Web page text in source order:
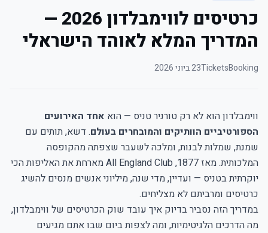
כרטיסים לווימבלדון 2026 —
המדריך המלא לאוהד הישראלי
TicketsBooking23 ביוני 2026
ווימבלדון הוא לא רק טורניר טניס — הוא אחד האירועים
הספורטיביים הוותיקים והמובחרים בעולם. דשא, תותים עם
שמנת, שמלות לבנות, ומלכה לשעבר שצפתה מהקופסה
המלכותית. מאז 1877, All England Club מארחת את האליפות הכי
יוקרתית בטניס — ועדיין, מדי שנה, מיליוני אנשים מנסים להשיג
כרטיסים ומרביתם לא מצליחים.
במדריך הזה נסביר בדיוק איך עובד שוק הכרטיסים של ווימבלדון,
מה הדרכים הלגיטימיות, ומה לצפות ביום שבו אתם מגיעים